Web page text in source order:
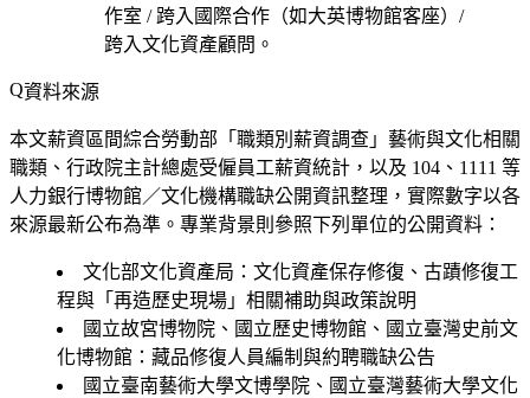
作室 / 跨入國際合作（如大英博物館客座）/
跨入文化資產顧問 。
資料來源
本文薪資區間綜合勞動部「職類別薪資調查」藝術與文化相關
職類、行政院主計總處受僱員工薪資統計，以及 104、1111 等
人力銀行博物館／文化機構職缺公開資訊整理，實際數字以各
來源最新公布為準。專業背景則參照下列單位的公開資料：
文化部文化資產局：文化資產保存修復、古蹟修復工
程與「再造歷史現場」相關補助與政策說明
國立故宮博物院、國立歷史博物館、國立臺灣史前文
化博物館：藏品修復人員編制與約聘職缺公告
國立臺南藝術大學文博學院、國立臺灣藝術大學文化